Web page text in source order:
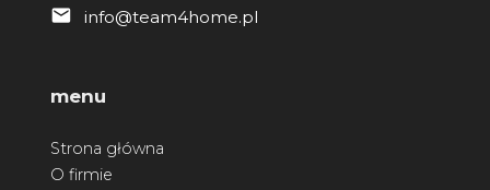
info@team4home.pl
menu
Strona główna
O firmie